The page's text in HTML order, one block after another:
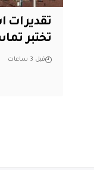
تقديرات
تختبر
قبل 3 ساعات